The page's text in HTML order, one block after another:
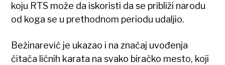
koju RTS može da iskoristi da se približi narodu
od koga se u prethodnom periodu udaljio.
Bežinarević je ukazao i na značaj uvođenja
čitača ličnih karata na svako biračko mesto, koji